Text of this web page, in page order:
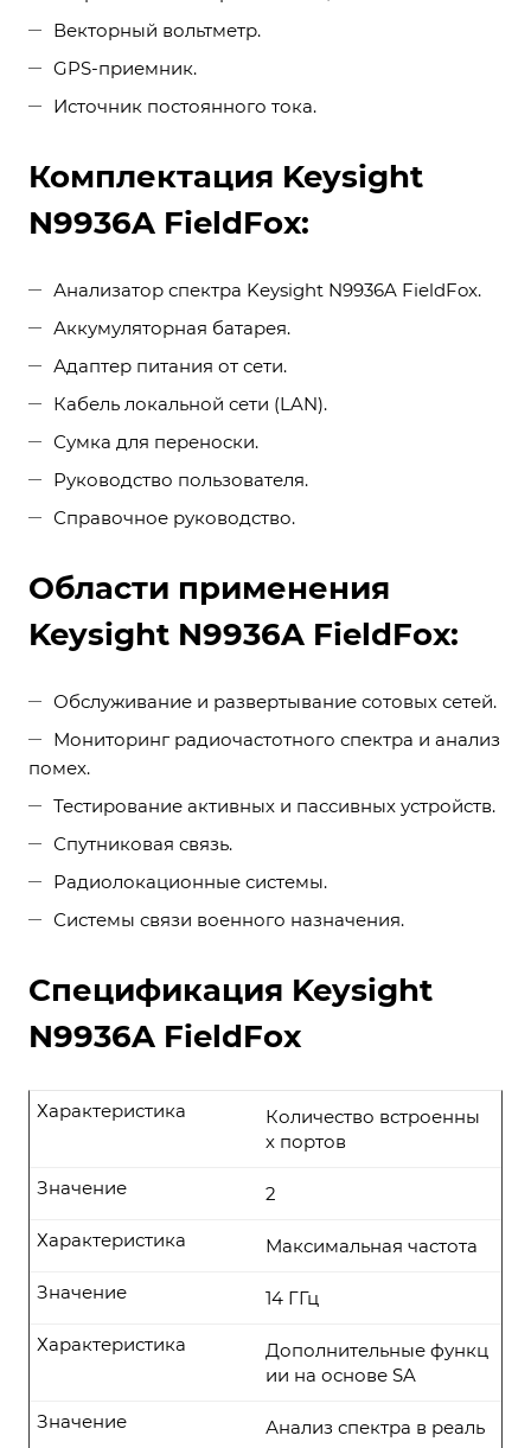
Векторный вольтметр.
GPS-приемник.
Источник постоянного тока.
Комплектация Keysight
N9936A FieldFox:
Анализатор спектра Keysight N9936A FieldFox.
Аккумуляторная батарея.
Адаптер питания от сети.
Кабель локальной сети (LAN).
Сумка для переноски.
Руководство пользователя.
Справочное руководство.
Области применения
Keysight N9936A FieldFox:
Обслуживание и развертывание сотовых сетей.
Мониторинг радиочастотного спектра и анализ
помех.
Тестирование активных и пассивных устройств.
Спутниковая связь.
Радиолокационные системы.
Системы связи военного назначения.
Спецификация Keysight
N9936A FieldFox
Количество встроенны
х портов
Характеристика
2
Значение
Максимальная частота
Характеристика
14 ГГц
Значение
Дополнительные функц
ии на основе SA
Характеристика
Анализ спектра в реаль
Значение